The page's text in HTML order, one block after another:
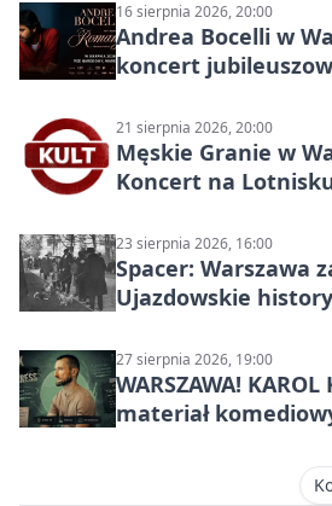
16 sierpnia 2026, 20:00
Andrea Bocelli w
koncert
21 sierpnia 2026, 20:00
Męskie Granie w
Koncert na
23 sierpnia 2026, 16:00
Spacer: Warszawa
Ujazdowskie
27 sierpnia 2026, 19:00
WARSZAWA!
materiał